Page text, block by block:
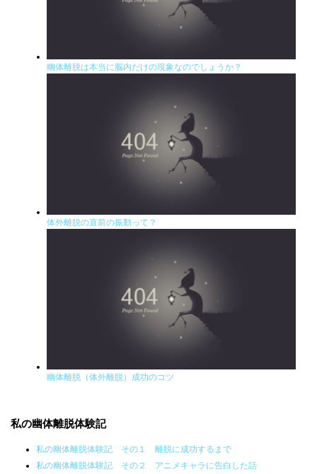
幽体離脱は本当に脳内だけの現象なのでしょうか？
体外離脱の直前の振動って？
幽体離脱（体外離脱）成功のコツ
私の幽体離脱体験記
私の幽体離脱体験記 その１ 離脱に成功するまで
私の幽体離脱体験記 その２ アニメキャラに告白した話